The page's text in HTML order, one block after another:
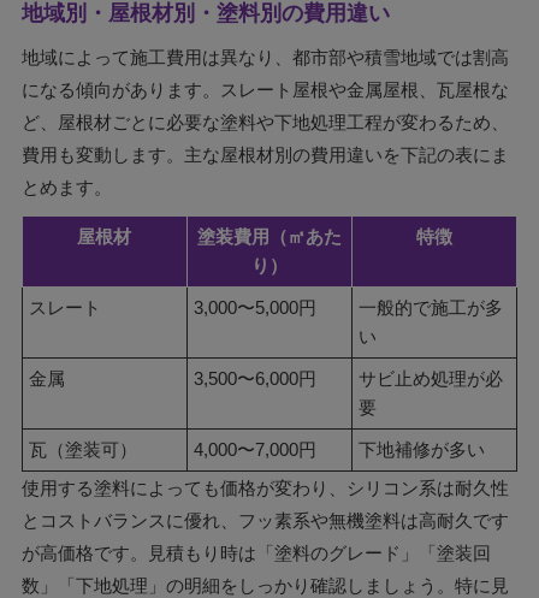
地域別・屋根材別・塗料別の費用違い
地域によって施工費用は異なり、都市部や積雪地域では割高
になる傾向があります。スレート屋根や金属屋根、瓦屋根な
ど、屋根材ごとに必要な塗料や下地処理工程が変わるため、
費用も変動します。主な屋根材別の費用違いを下記の表にま
とめます。
屋根材
塗装費用（㎡あた
り）
特徴
スレート 3,000〜5,000円
一般的で施工が多
い
金属 3,500〜6,000円
サビ止め処理が必
要
瓦（塗装可） 4,000〜7,000円
下地補修が多い
使用する塗料によっても価格が変わり、シリコン系は耐久性
とコストバランスに優れ、フッ素系や無機塗料は高耐久です
が高価格です。見積もり時は「塗料のグレード」「塗装回
数」「下地処理」の明細をしっかり確認しましょう。特に見